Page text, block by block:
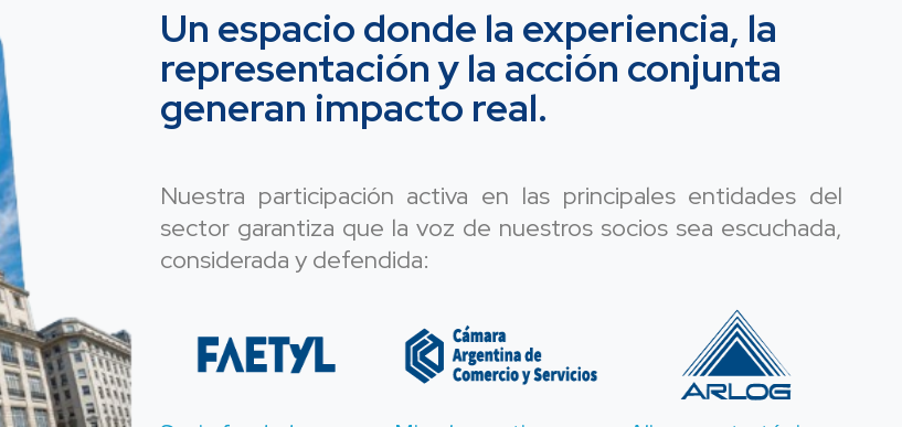
Un espacio donde la experiencia, la
representación y la acción conjunta
generan impacto real.
Nuestra participación activa en las principales entidades del
sector garantiza que la voz de nuestros socios sea escuchada,
considerada y defendida: